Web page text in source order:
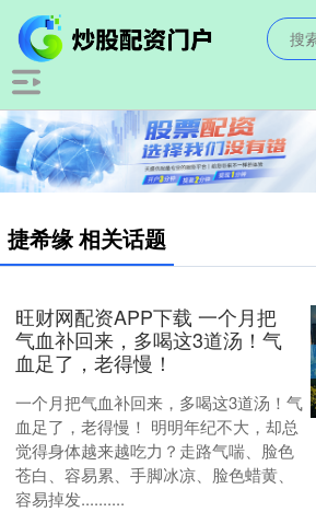
捷希缘 相关话题
旺财网配资APP下载 一个月把
气血补回来，多喝这3道汤！气
血足了，老得慢！
一个月把气血补回来，多喝这3道汤！气
血足了，老得慢！ 明明年纪不大，却总
觉得身体越来越吃力？走路气喘、脸色
苍白、容易累、手脚冰凉、脸色蜡黄、
容易掉发..........